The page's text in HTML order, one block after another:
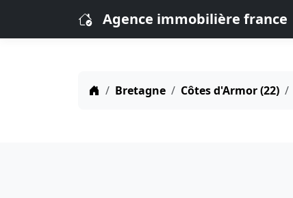
Agence immobilière france
Bretagne Côtes d'Armor (22)